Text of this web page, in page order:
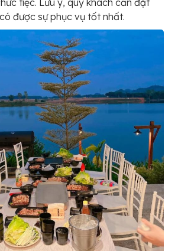
tiệc. Lưu ý, quý khách cần đặt
được sự phục vụ tốt nhất.